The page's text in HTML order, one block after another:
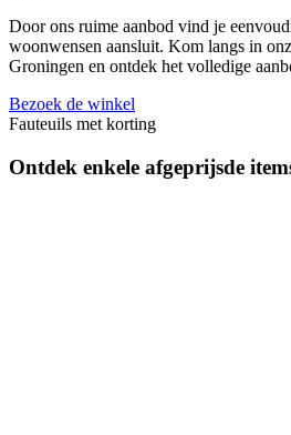
Door ons ruime aanbod vind je
woonwensen aansluit. Kom langs in
Groningen en ontdek het volledige
Bezoek de winkel
Fauteuils met korting
Ontdek enkele afgeprijsde